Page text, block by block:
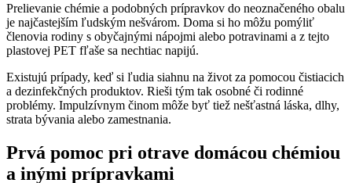
Prelievanie chémie a podobných prípravkov do neoznačeného obalu
je najčastejším ľudským nešvárom. Doma si ho môžu pomýliť
členovia rodiny s obyčajnými nápojmi alebo potravinami a z tejto
plastovej PET fľaše sa nechtiac napijú.
Existujú prípady, keď si ľudia siahnu na život za pomocou čistiacich
a dezinfekčných produktov. Rieši tým tak osobné či rodinné
problémy. Impulzívnym činom môže byť tiež nešťastná láska, dlhy,
strata bývania alebo zamestnania.
Prvá pomoc pri otrave domácou chémiou
a inými prípravkami